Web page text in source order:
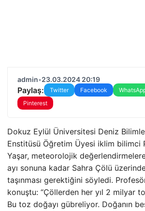
admin•23.03.2024 20:19
Paylaş: Twitter Facebook
Pinterest
Dokuz Eylül Üniversitesi Deniz
Enstitüsü Öğretim Üyesi iklim bilimci
Yaşar, meteorolojik
ayı sonuna kadar Sahra Çölü
taşınması gerektiğini söyledi.
konuştu: “Çöllerden her yıl 2 milyar
Bu toz doğayı gübreliyor. Doğanın